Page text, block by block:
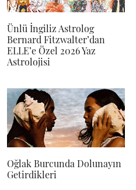
Ünlü İngiliz Astrolog
Bernard Fitzwalter’dan
ELLE’e Özel 2026 Yaz
Astrolojisi
Oğlak Burcunda Dolunayın
Getirdikleri